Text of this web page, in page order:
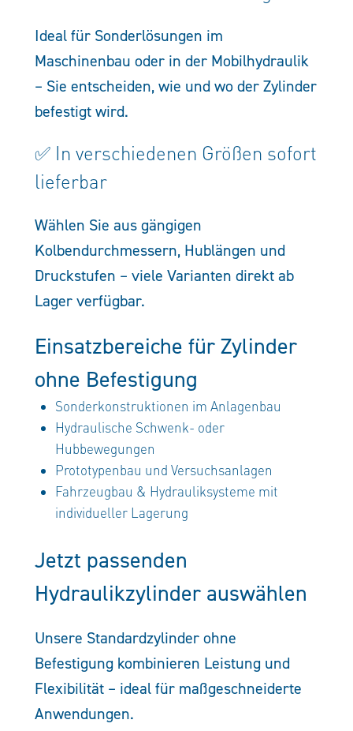
Ideal für Sonderlösungen im
Maschinenbau oder in der Mobilhydraulik
– Sie entscheiden, wie und wo der Zylinder
befestigt wird.
✅ In verschiedenen Größen sofort
lieferbar
Wählen Sie aus gängigen
Kolbendurchmessern, Hublängen und
Druckstufen – viele Varianten direkt ab
Lager verfügbar.
Einsatzbereiche für Zylinder
ohne Befestigung
Sonderkonstruktionen im Anlagenbau
Hydraulische Schwenk- oder
Hubbewegungen
Prototypenbau und Versuchsanlagen
Fahrzeugbau & Hydrauliksysteme mit
individueller Lagerung
Jetzt passenden
Hydraulikzylinder auswählen
Unsere Standardzylinder ohne
Befestigung kombinieren Leistung und
Flexibilität – ideal für maßgeschneiderte
Anwendungen.